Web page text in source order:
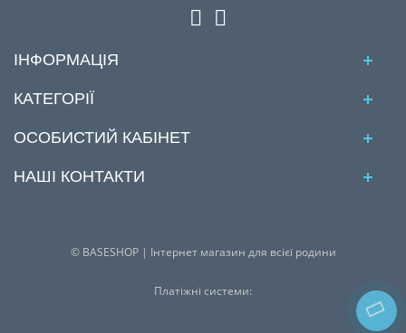
ІНФОРМАЦІЯ
КАТЕГОРІЇ
ОСОБИСТИЙ КАБІНЕТ
НАШІ КОНТАКТИ
© BASESHOP | Інтернет магазин для всієї родини
Платіжні системи: